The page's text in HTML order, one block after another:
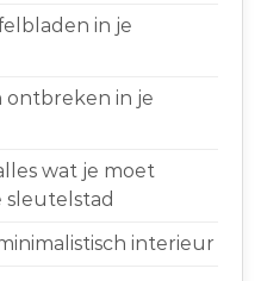
in je
ontbreken in je
wat je moet
sleutelstad
interieur